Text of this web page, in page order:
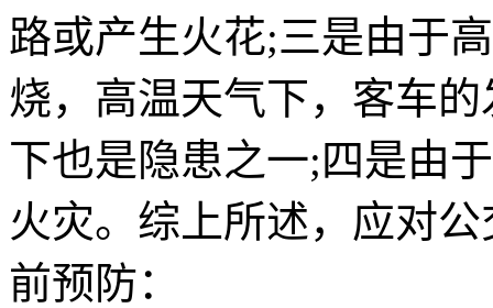
路或产生火花;三是由于
烧，高温天气下，客车
下也是隐患之一;四是由
火灾。综上所述，应对
前预防：